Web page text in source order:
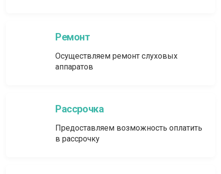
Ремонт
Осуществляем ремонт слуховых
аппаратов
Рассрочка
Предоставляем возможность оплатить
в рассрочку